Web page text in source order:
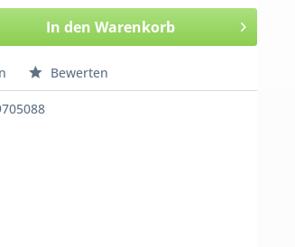
In den Warenkorb
Bewerten